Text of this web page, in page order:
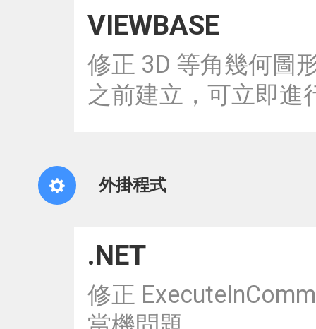
VIEWBASE
修正 3D 等角幾何圖
之前建立，可立即進
外掛程式
.NET
修正